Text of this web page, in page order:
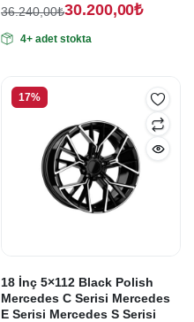
36.240,00₺
fiyat:
30.200,00₺
andaki
30.200,00₺.
4+ adet stokta
17%
18 İnç 5×112 Black Polish
Mercedes C Serisi Mercedes
E Serisi Mercedes S Serisi